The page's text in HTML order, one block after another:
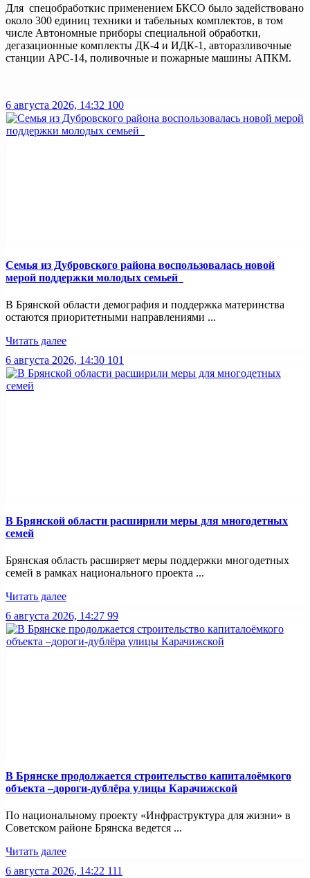
Для спецобработкис применением БКСО было задействовано
около 300 единиц техники и табельных комплектов, в том
числе Автономные приборы специальной обработки,
дегазационные комплекты ДК-4 и ИДК-1, авторазливочные
станции АРС-14, поливочные и пожарные машины АПКМ.
6 августа 2026, 14:32 100
Семья из Дубровского района воспользовалась новой
мерой поддержки молодых семьей
В Брянской области демография и поддержка материнства
остаются приоритетными направлениями ...
Читать далее
6 августа 2026, 14:30 101
В Брянской области расширили меры для многодетных
семей
Брянская область расширяет меры поддержки многодетных
семей в рамках национального проекта ...
Читать далее
6 августа 2026, 14:27 99
В Брянске продолжается строительство капиталоёмкого
объекта –дороги-дублёра улицы Карачижской
По национальному проекту «Инфраструктура для жизни» в
Советском районе Брянска ведется ...
Читать далее
6 августа 2026, 14:22 111